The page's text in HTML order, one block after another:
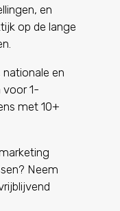
en
op de lange
en
voor 1-
met 10+
Neem